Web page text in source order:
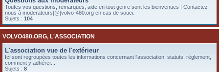
Toutes vos questions, remarques, aide en tout genre sont les bienvenues ! Contactez-
nous à moderateurs[@]volvo-480.org en cas de souci.
Sujets : 104
VOLVO480.ORG, L'ASSOCIATION
L'association vue de l'extérieur
Ici sont regroupées toutes les informations concernant l'association, statuts, réglement,
comment y adhérer...
Sujets : 8